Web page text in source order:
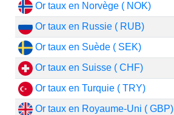
Or taux en Norvège ( NOK)
Or taux en Russie ( RUB)
Or taux en Suède ( SEK)
Or taux en Suisse ( CHF)
Or taux en Turquie ( TRY)
Or taux en Royaume-Uni ( GBP)